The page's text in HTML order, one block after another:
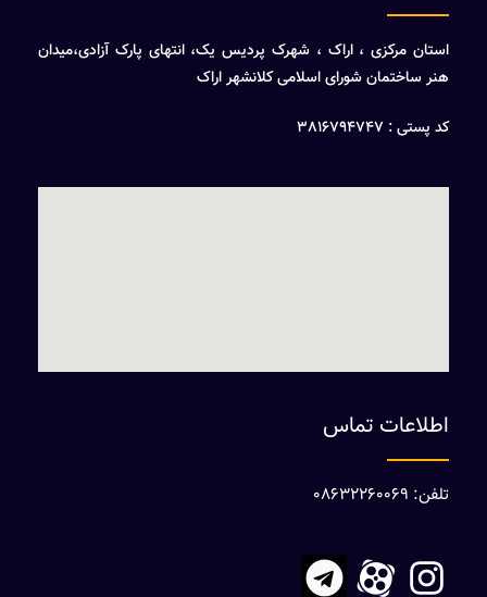
استان مرکزی ، اراک ، شهرک پردیس یک، انتهای پارک آزادی،میدان
هنر ساختمان شورای اسلامی کلانشهر اراک
کد پستی : 3816794747
اطلاعات تماس
تلفن: 08632260069